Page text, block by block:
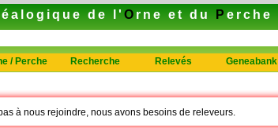
de l' O rne et du P erche
/ Perche Recherche Relevés
Geneabank
à nous rejoindre, nous avons besoins de releveurs.